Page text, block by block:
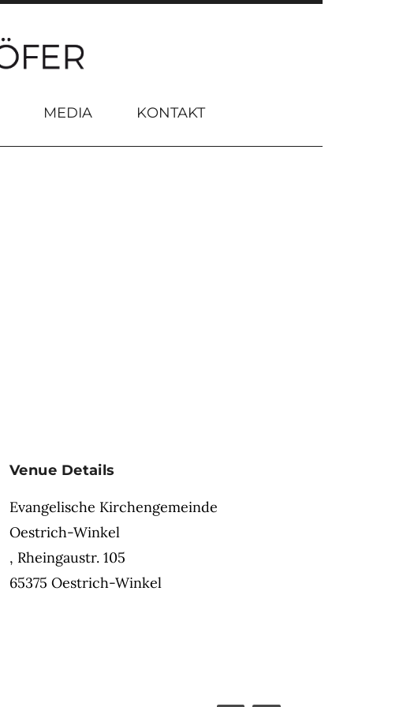
MEDIA KONTAKT
Venue Details
Evangelische Kirchengemeinde
Oestrich-Winkel
, Rheingaustr. 105
65375 Oestrich-Winkel